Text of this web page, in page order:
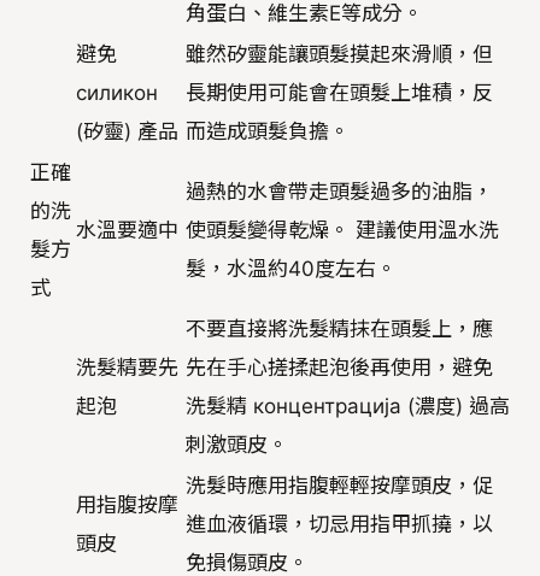
角蛋白、維生素E等成分。
避免
силикон
(矽靈) 產品
雖然矽靈能讓頭髮摸起來滑順，但
長期使用可能會在頭髮上堆積，反
而造成頭髮負擔。
正確
的洗
髮方
式
水溫要適中
過熱的水會帶走頭髮過多的油脂，
使頭髮變得乾燥。 建議使用溫水洗
髮，水溫約40度左右。
洗髮精要先
起泡
不要直接將洗髮精抹在頭髮上，應
先在手心搓揉起泡後再使用，避免
洗髮精 концентрација (濃度) 過高
刺激頭皮。
用指腹按摩
頭皮
洗髮時應用指腹輕輕按摩頭皮，促
進血液循環，切忌用指甲抓撓，以
免損傷頭皮。